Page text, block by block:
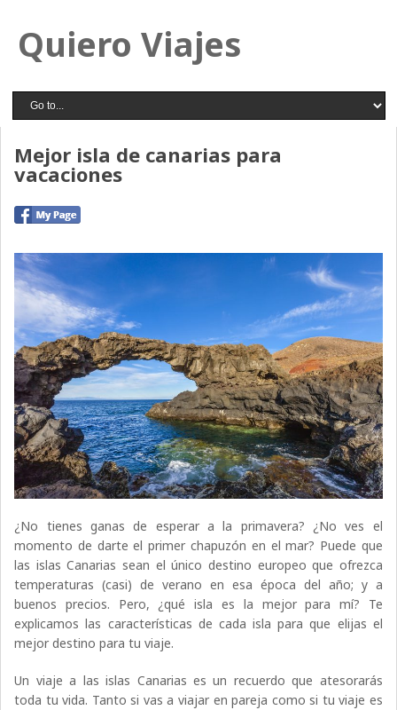
Quiero Viajes
Mejor isla de canarias para
vacaciones
¿No tienes ganas de esperar a la primavera? ¿No ves el
momento de darte el primer chapuzón en el mar? Puede que
las islas Canarias sean el único destino europeo que ofrezca
temperaturas (casi) de verano en esa época del año; y a
buenos precios. Pero, ¿qué isla es la mejor para mí? Te
explicamos las características de cada isla para que elijas el
mejor destino para tu viaje.
Un viaje a las islas Canarias es un recuerdo que atesorarás
toda tu vida. Tanto si vas a viajar en pareja como si tu viaje es